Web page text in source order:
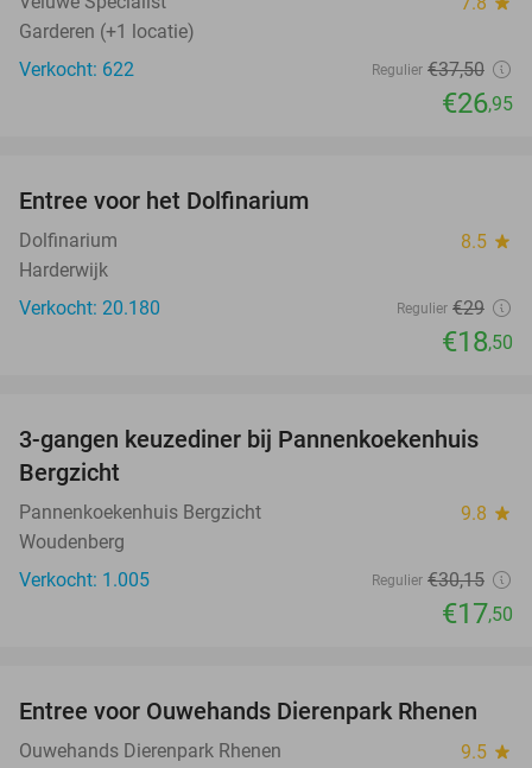
Garderen (+1 locatie)
Verkocht: 622
Regulier €37,50
€26,95
Entree voor het Dolfinarium
Dolfinarium 8.5 star
Harderwijk
Verkocht: 20.180
Regulier €29
€18,50
42%
3-gangen keuzediner bij Pannenkoekenhuis
Bergzicht
Pannenkoekenhuis Bergzicht 9.8 star
Woudenberg
Verkocht: 1.005
Regulier €30,15
€17,50
19%
Entree voor Ouwehands Dierenpark Rhenen
Ouwehands Dierenpark Rhenen 9.5 star